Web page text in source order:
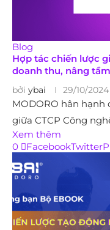
Blog
Hợp tác chiến lược
doanh thu, nâng
bởi ybai 29/10/2024
MODORO hân hạnh
giữa CTCP Công
Xem thêm
0
FacebookTwitter